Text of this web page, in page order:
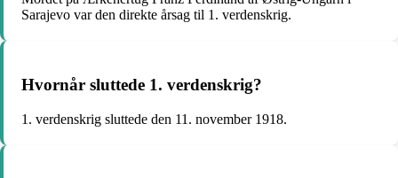
Sarajevo var den direkte årsag til 1. verdenskrig.
Hvornår sluttede 1. verdenskrig?
1. verdenskrig sluttede den 11. november 1918.